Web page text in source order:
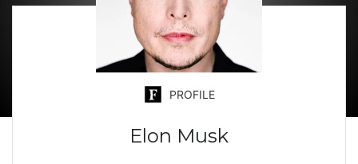
PROFILE
Elon Musk